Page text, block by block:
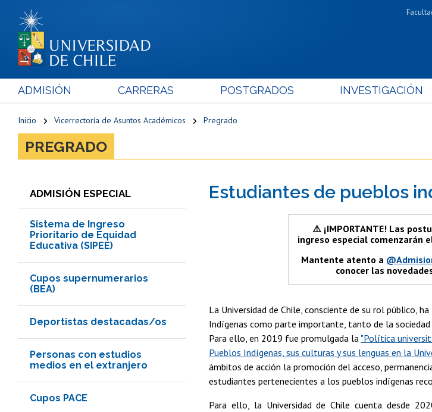
Cs.
ADMISIÓN CARRERAS POSTGRADOS INVESTIGACIÓN
Inicio Vicerrectoría de Asuntos Académicos Pregrado
PREGRADO
ADMISIÓN ESPECIAL
Sistema de Ingreso
Prioritario de Equidad
Educativa (SIPEE)
Cupos supernumerarios
(BEA)
Deportistas destacadas/os
Personas con estudios
medios en el extranjero
Cupos PACE
Estudiantes de pueblos
⚠️ ¡IMPORTANTE! Las
ingreso especial comenzarán
Mantente atento a
conocer las
La Universidad de Chile, consciente de su rol público,
Indígenas como parte importante, tanto de la
Para ello, en 2019 fue promulgada la "Política
Pueblos Indígenas, sus culturas y sus lenguas en la
ámbitos de acción la promoción del acceso,
estudiantes pertenecientes a los pueblos indígenas
Para ello, la Universidad de Chile cuenta desde